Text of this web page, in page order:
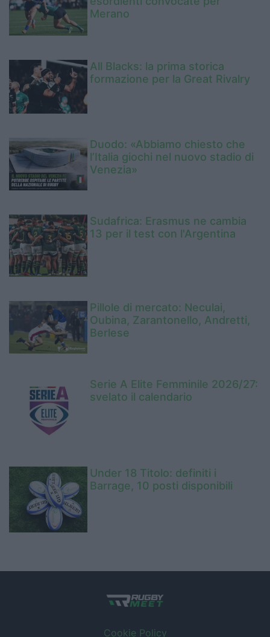
Merano
All Blacks: la prima storica
formazione per la Great Rivalry
Duodo: «Abbiamo chiesto che
l’Italia giochi nel nuovo stadio di
Venezia»
Sudafrica: Erasmus ne cambia
13 per il test con l'Argentina
Pillole di mercato: Neculai,
Oubina, Zarantonello, Andretti,
Berlese
Serie A Elite Femminile 2026/27:
svelato il calendario
Under 18 Titolo: definiti i
Barrage, 10 posti disponibili
Cookie Policy